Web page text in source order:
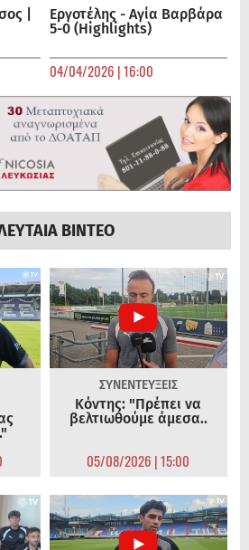
|
Εργοτέλης - Αγία Βαρβάρα
5-0 (Highlights)
04/04/2026 | 16:00
ΒΙΝΤΕΟ
ΣΥΝΕΝΤΕΥΞΕΙΣ
Κόντης: "Πρέπει να
βελτιωθούμε άμεσα..
05/08/2026 | 15:00